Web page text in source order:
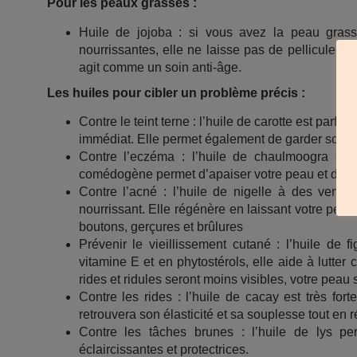
Pour les peaux grasses :
Huile de jojoba : si vous avez la peau
nourrissantes, elle ne laisse pas de pellicule
agit comme un soin anti-âge.
Les huiles pour cibler un problème précis :
Contre le teint terne : l’huile de carotte est
immédiat. Elle permet également de garder son
Contre l’eczéma : l’huile de chaulmoogra
comédogène permet d’apaiser votre peau et de
Contre l’acné : l’huile de nigelle à des
nourrissant. Elle régénère en laissant votre
boutons, gerçures et brûlures
Prévenir le vieillissement cutané : l’huile de
vitamine E et en phytostérols, elle aide à lutter
rides et ridules seront moins visibles, votre peau
Contre les rides : l’huile de cacay est très
retrouvera son élasticité et sa souplesse tout en
Contre les tâches brunes : l’huile de lys
éclaircissantes et protectrices.